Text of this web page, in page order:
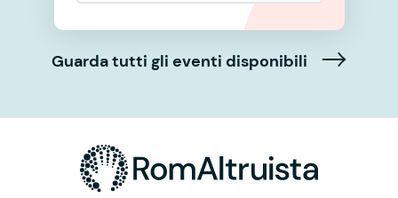
Guarda tutti gli eventi disponibili